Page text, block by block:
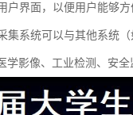
界面，以便用户能够
系统可以与其他系统
学影像、工业检测、安